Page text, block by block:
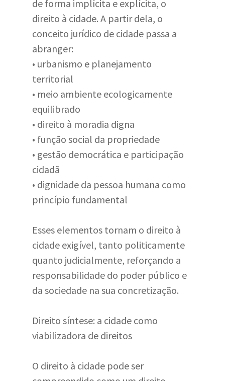
de forma implícita e explícita, o
direito à cidade. A partir dela, o
conceito jurídico de cidade passa a
abranger:
• urbanismo e planejamento
territorial
• meio ambiente ecologicamente
equilibrado
• direito à moradia digna
• função social da propriedade
• gestão democrática e participação
cidadã
• dignidade da pessoa humana como
princípio fundamental
Esses elementos tornam o direito à
cidade exigível, tanto politicamente
quanto judicialmente, reforçando a
responsabilidade do poder público e
da sociedade na sua concretização.
Direito síntese: a cidade como
viabilizadora de direitos
O direito à cidade pode ser